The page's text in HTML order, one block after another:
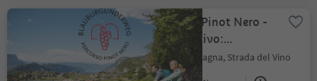
Percorso del Pinot Nero -
Giro alternativo:
Montagna - Gleno -
Montagna
Pinzano, Montagna, Strada del Vino